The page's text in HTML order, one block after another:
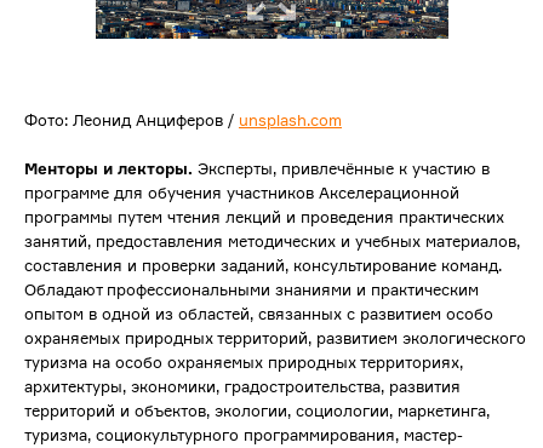
Фото: Леонид Анциферов / unsplash.com
Менторы и лекторы. Эксперты, привлечённые к участию в
программе для обучения участников Акселерационной
программы путем чтения лекций и проведения практических
занятий, предоставления методических и учебных материалов,
составления и проверки заданий, консультирование команд.
Обладают профессиональными знаниями и практическим
опытом в одной из областей, связанных с развитием особо
охраняемых природных территорий, развитием экологического
туризма на особо охраняемых природных территориях,
архитектуры, экономики, градостроительства, развития
территорий и объектов, экологии, социологии, маркетинга,
туризма, социокультурного программирования, мастер-